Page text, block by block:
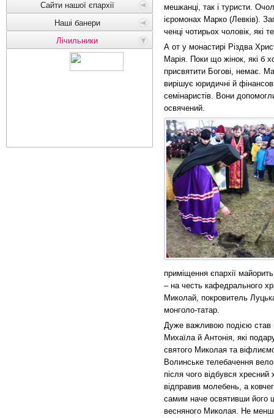
Сайти нашої єпархії
Наші банери
Лічильники
мешканці, так і туристи.
ієромонах Марко (Левків).
ченці чотирьох чоловік, які
А от у монастирі Різдва
Марія. Поки що жінок, які б
присвятити Богові, немає.
вирішує юридичні й
семінаристів. Вони
освячений.
приміщення єпархії
– на честь кафедрального
Миколай, покровитель
монголо-татар.
Дуже важливою подією став
Михаїла й Антонія, які
святого Миколая та
Волинське телебачення
після чого відбувся
відправив молебень, а
самим наче освятивши його
весняного Миколая. Не